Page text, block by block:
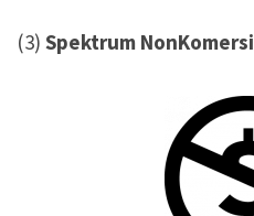
(3) Spektrum